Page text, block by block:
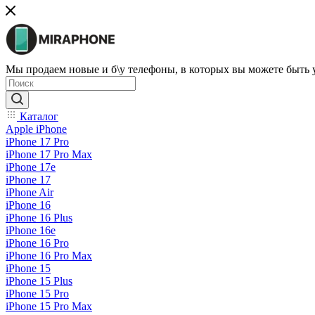
Мы продаем новые и б\у телефоны, в которых вы можете быть
Каталог
Apple iPhone
iPhone 17 Pro
iPhone 17 Pro Max
iPhone 17e
iPhone 17
iPhone Air
iPhone 16
iPhone 16 Plus
iPhone 16e
iPhone 16 Pro
iPhone 16 Pro Max
iPhone 15
iPhone 15 Plus
iPhone 15 Pro
iPhone 15 Pro Max